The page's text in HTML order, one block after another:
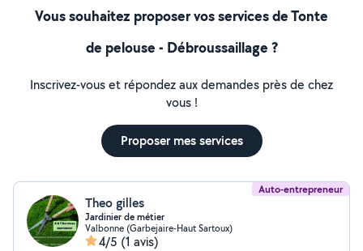
Vous souhaitez proposer vos services de Tonte
de pelouse - Débroussaillage ?
Inscrivez-vous et répondez aux demandes près de chez
vous !
Proposer mes services
Auto-entrepreneur
Theo gilles
Jardinier de métier
Valbonne (Garbejaire-Haut Sartoux)
4/5 (1 avis)